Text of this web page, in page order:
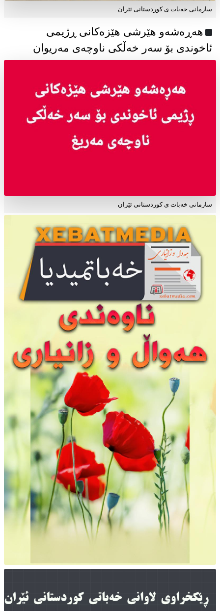
سازمانی خەبات ی كوردستانی ئێران
هەڕەشەو هێرشی هێزەکانی ڕژیمی
ئاخوندی بۆ سەر خەڵکی ناوچەی مەریوان
سازمانی خەبات ی کوردستانی ئێران